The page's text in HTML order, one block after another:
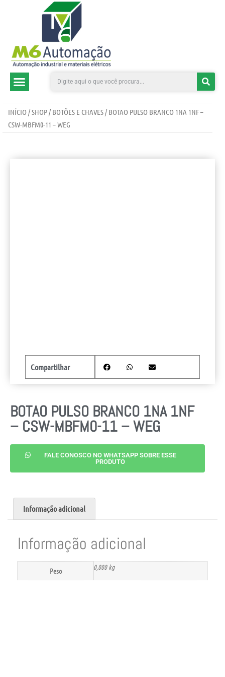
INÍCIO/SHOP/BOTÕES E CHAVES/ BOTAO PULSO BRANCO 1NA 1NF –
CSW-MBFM0-11 – WEG
BOTAO PULSO BRANCO 1NA 1NF
– CSW-MBFM0-11 – WEG
FALE CONOSCO NO WHATSAPP SOBRE ESSE
PRODUTO
Compartilhar
Informação adicional
Informação adicional
Peso 0,000 kg